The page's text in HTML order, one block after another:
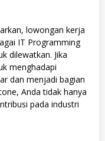
lowongan kerja
IT Programming
dilewatkan. Jika
menghadapi
dan menjadi bagian
Anda tidak hanya
pada industri